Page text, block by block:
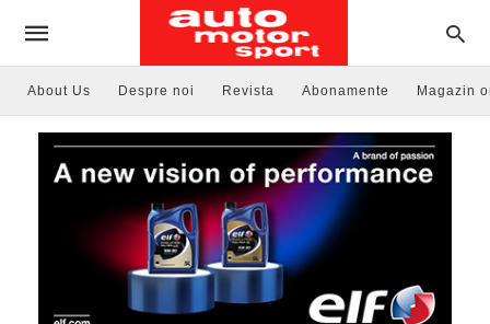
About Us Despre noi Revista Abonamente Magazin